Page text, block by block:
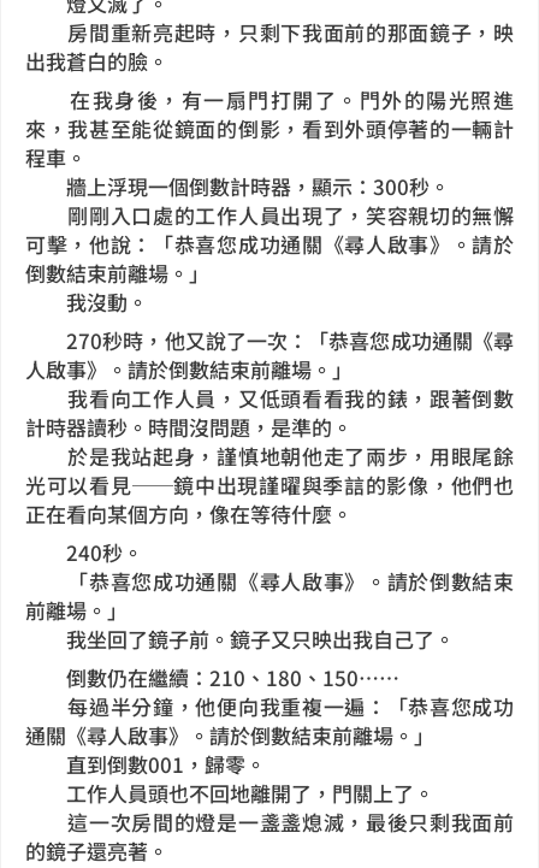
房間重新亮起時，只剩下我面前的那面鏡子，映
出我蒼白的臉。
在我身後，有一扇門打開了。門外的陽光照進
來，我甚至能從鏡面的倒影，看到外頭停著的一輛計
程車。
牆上浮現一個倒數計時器，顯示：300秒。
剛剛入口處的工作人員出現了，笑容親切的無懈
可擊，他說：「恭喜您成功通關《尋人啟事》。請於
倒數結束前離場。」
我沒動。
270秒時，他又說了一次：「恭喜您成功通關《尋
人啟事》。請於倒數結束前離場。」
我看向工作人員，又低頭看看我的錶，跟著倒數
計時器讀秒。時間沒問題，是準的。
於是我站起身，謹慎地朝他走了兩步，用眼尾餘
光可以看見──鏡中出現謹曜與季誩的影像，他們也
正在看向某個方向，像在等待什麼。
240秒。
「恭喜您成功通關《尋人啟事》。請於倒數結束
前離場。」
我坐回了鏡子前。鏡子又只映出我自己了。
倒數仍在繼續：210、180、150……
每過半分鐘，他便向我重複一遍：「恭喜您成功
通關《尋人啟事》。請於倒數結束前離場。」
直到倒數001，歸零。
工作人員頭也不回地離開了，門關上了。
這一次房間的燈是一盞盞熄滅，最後只剩我面前
的鏡子還亮著。